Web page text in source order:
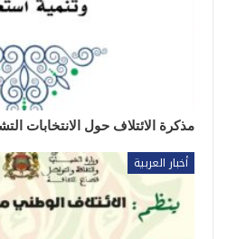
مذكرة الائتلاف حول الانتخابات
أخبار العربية